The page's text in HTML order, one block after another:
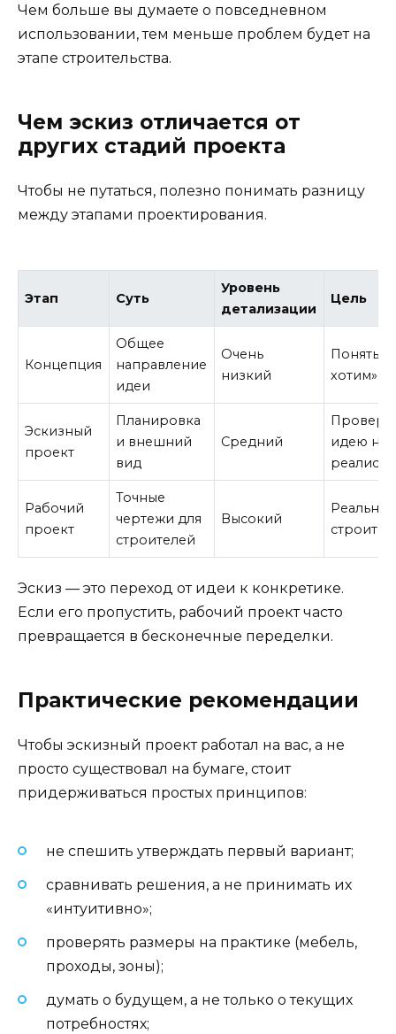
Чем больше вы думаете о повседневном
использовании, тем меньше проблем будет на
этапе строительства.
Чем эскиз отличается от
других стадий проекта
Чтобы не путаться, полезно понимать разницу
между этапами проектирования.
Этап Суть
Уровень
детализации
Цель
Концепция
Общее
направление
идеи
Очень
низкий
Понять
хотим»
Эскизный
проект
Планировка
и внешний
вид
Средний
идею на
Рабочий
проект
Точные
чертежи для
строителей
Высокий
Реальное
Эскиз — это переход от идеи к конкретике.
Если его пропустить, рабочий проект часто
превращается в бесконечные переделки.
Практические рекомендации
Чтобы эскизный проект работал на вас, а не
просто существовал на бумаге, стоит
придерживаться простых принципов:
не спешить утверждать первый вариант;
сравнивать решения, а не принимать их
«интуитивно»;
проверять размеры на практике (мебель,
проходы, зоны);
думать о будущем, а не только о текущих
потребностях;